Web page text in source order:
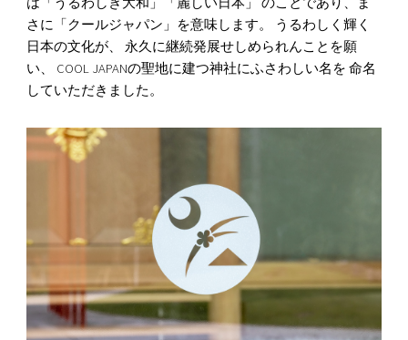
さに「クールジャパン」を意味します。 うるわしく輝く
日本の文化が、 永久に継続発展せしめられんことを願
い、 COOL JAPANの聖地に建つ神社にふさわしい名を 命名
していただきました。